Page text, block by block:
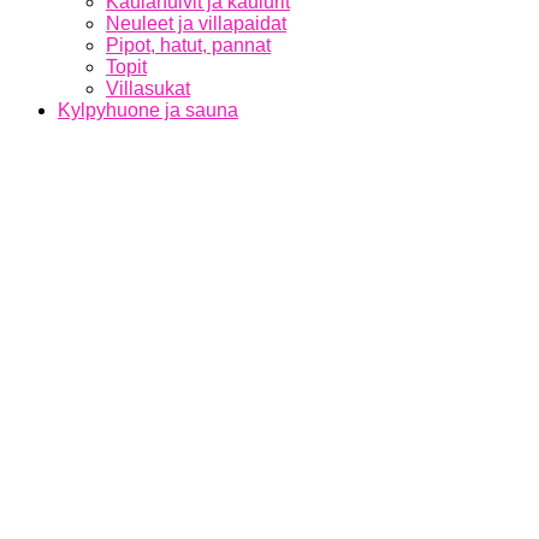
Neuleet ja villapaidat
Pipot, hatut, pannat
Topit
Villasukat
Kylpyhuone ja sauna